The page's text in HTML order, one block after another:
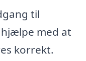
til
med at
korrekt.